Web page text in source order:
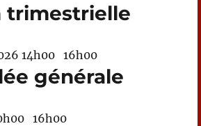
trimestrielle
14h00 16h00
générale
16h00